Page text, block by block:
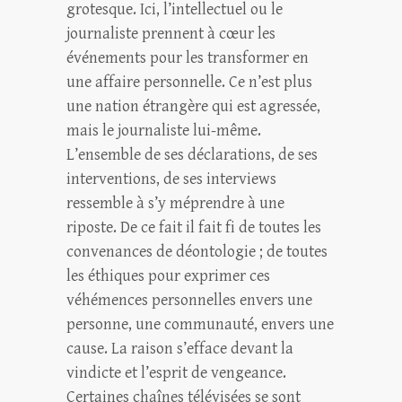
grotesque. Ici, l’intellectuel ou le
journaliste prennent à cœur les
événements pour les transformer en
une affaire personnelle. Ce n’est plus
une nation étrangère qui est agressée,
mais le journaliste lui-même.
L’ensemble de ses déclarations, de ses
interventions, de ses interviews
ressemble à s’y méprendre à une
riposte. De ce fait il fait fi de toutes les
convenances de déontologie ; de toutes
les éthiques pour exprimer ces
véhémences personnelles envers une
personne, une communauté, envers une
cause. La raison s’efface devant la
vindicte et l’esprit de vengeance.
Certaines chaînes télévisées se sont